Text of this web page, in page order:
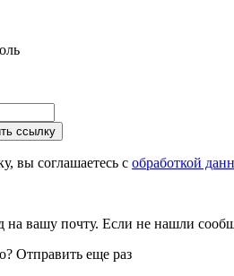
ссылку
вы соглашаетесь с обработкой
вашу почту. Если не нашли
Отправить еще раз